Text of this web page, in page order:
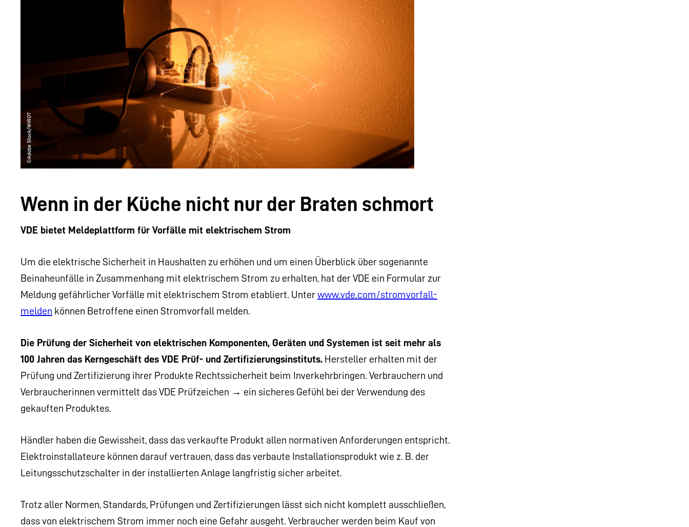
Wenn in der Küche nicht nur der Braten schmort
VDE bietet Meldeplattform für Vorfälle mit elektrischem Strom
Um die elektrische Sicherheit in Haushalten zu erhöhen und um einen Überblick über sogenannte
Beinaheunfälle in Zusammenhang mit elektrischem Strom zu erhalten, hat der VDE ein Formular zur
Meldung gefährlicher Vorfälle mit elektrischem Strom etabliert. Unter www.vde.com/stromvorfall-
melden können Betroffene einen Stromvorfall melden.
Die Prüfung der Sicherheit von elektrischen Komponenten, Geräten und Systemen ist seit mehr als
100 Jahren das Kerngeschäft des VDE Prüf- und Zertifizierungsinstituts. Hersteller erhalten mit der
Prüfung und Zertifizierung ihrer Produkte Rechtssicherheit beim Inverkehrbringen. Verbrauchern und
Verbraucherinnen vermittelt das VDE Prüfzeichen → ein sicheres Gefühl bei der Verwendung des
gekauften Produktes.
Händler haben die Gewissheit, dass das verkaufte Produkt allen normativen Anforderungen entspricht.
Elektroinstallateure können darauf vertrauen, dass das verbaute Installationsprodukt wie z. B. der
Leitungsschutzschalter in der installierten Anlage langfristig sicher arbeitet.
Trotz aller Normen, Standards, Prüfungen und Zertifizierungen lässt sich nicht komplett ausschließen,
dass von elektrischem Strom immer noch eine Gefahr ausgeht. Verbraucher werden beim Kauf von